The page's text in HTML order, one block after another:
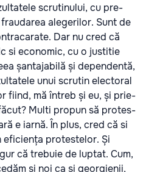
scru­ti­nu­lui, cu pre­
ale­ge­ri­lor. Sunt de
Dar nu cred că
si eco­no­mic, cu o jus­ti­tie
șan­ta­ja­bi­lă și depen­den­tă,
unui scru­tin elec­to­ral
fiind, mă întreb și eu, și pri­e­
Mul­ti pro­pun să pro­tes­
e iar­nă. În plus, cred că si
efi­cien­ța pro­tes­te­lor. Și
că tre­bu­ie de lup­tat. Cum,
și noi ca și geor­gie­nii,